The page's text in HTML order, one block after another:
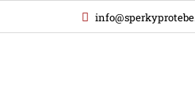
obsah